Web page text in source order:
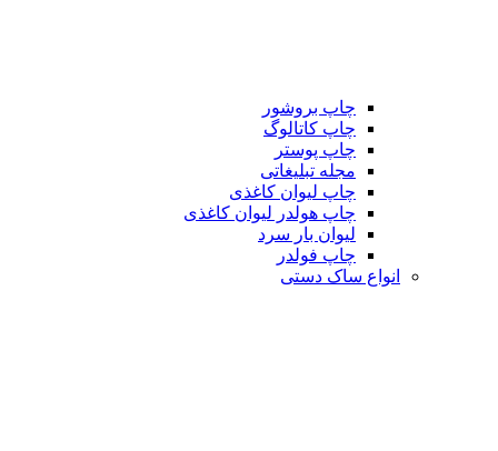
چاپ بروشور
چاپ کاتالوگ
چاپ پوستر
مجله تبلیغاتی
چاپ لیوان کاغذی
چاپ هولدر لیوان کاغذی
لیوان بار سرد
چاپ فولدر
انواع ساک دستی